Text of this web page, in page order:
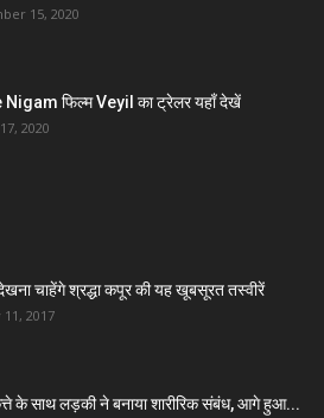
15, 2020
फिल्म Veyil का ट्रेलर यहाँ देखें
2020
चाहेंगे श्रद्धा कपूर की यह खूबसूरत तस्वीरें
11, 2017
के साथ लड़की ने बनाया शारीरिक संबंध, आगे हुआ...